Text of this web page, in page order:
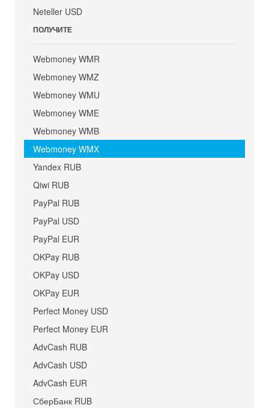
Neteller USD
ПОЛУЧИТЕ
Webmoney WMR
Webmoney WMZ
Webmoney WMU
Webmoney WME
Webmoney WMB
Webmoney WMX
Yandex RUB
Qiwi RUB
PayPal RUB
PayPal USD
PayPal EUR
OKPay RUB
OKPay USD
OKPay EUR
Perfect Money USD
Perfect Money EUR
AdvCash RUB
AdvCash USD
AdvCash EUR
СберБанк RUB